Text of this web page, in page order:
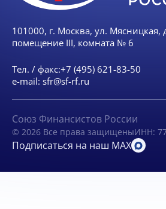
101000, г. Москва, ул. Мясницкая,
помещение III, комната № 6
Тел. / факс:+7 (495) 621-83-50
e-mail: sfr@sf-rf.ru
Союз Финансистов России
© 2026 Все права защищеныИНН:
Подписаться на наш MAX